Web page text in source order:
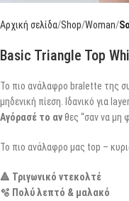
Αρχική σελίδα Shop Woman
Basic Triangle Top
Το πιο ανάλαφρο bralette της
μηδενική πίεση. Ιδανικό για
Αγόρασέ το ανθες “σαν να μη
Το πιο ανάλαφρο μας top –
🔺 Τριγωνικό ντεκολτέ
🫧 Πολύ λεπτό & μαλακό